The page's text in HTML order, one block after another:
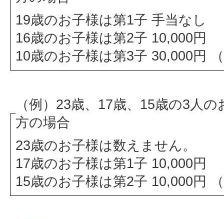
19歳のお子様は第1子 手当なし
16歳のお子様は第2子 10,000円
10歳のお子様は第3子 30,000円
（例）23歳、17歳、15歳の3人
方の場合
23歳のお子様は数えません。
17歳のお子様は第1子 10,000円
15歳のお子様は第2子 10,000円